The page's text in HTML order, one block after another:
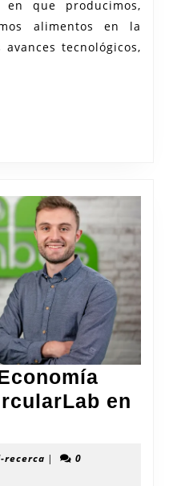
en que producimos,
alimentos en la
tecnológicos,
en
recercad-|
0